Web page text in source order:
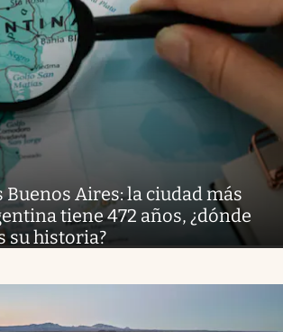
Buenos Aires: la ciudad más
tiene 472 años, ¿dónde
su historia?